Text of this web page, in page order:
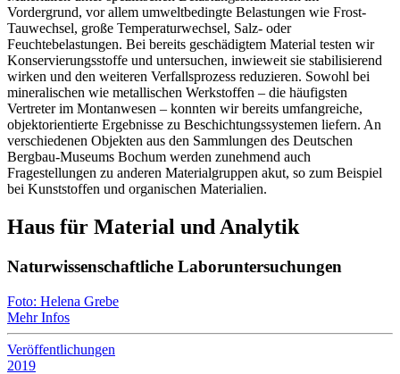
Vordergrund, vor allem umweltbedingte Belastungen wie Frost-
Tauwechsel, große Temperaturwechsel, Salz- oder
Feuchtebelastungen. Bei bereits geschädigtem Material testen wir
Konservierungsstoffe und untersuchen, inwieweit sie stabilisierend
wirken und den weiteren Verfallsprozess reduzieren. Sowohl bei
mineralischen wie metallischen Werkstoffen – die häufigsten
Vertreter im Montanwesen – konnten wir bereits umfangreiche,
objektorientierte Ergebnisse zu Beschichtungssystemen liefern. An
verschiedenen Objekten aus den Sammlungen des Deutschen
Bergbau-Museums Bochum werden zunehmend auch
Fragestellungen zu anderen Materialgruppen akut, so zum Beispiel
bei Kunststoffen und organischen Materialien.
Haus für Material und Analytik
Naturwissenschaftliche Laboruntersuchungen
Foto: Helena Grebe
Mehr Infos
Veröffentlichungen
2019